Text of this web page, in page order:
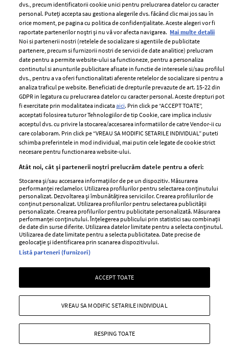
ELLE Style Awards
2024
Despre ELLE
Romania
Contact
Abonamente
Termeni si conditii
Politica de
confidențialitate
Politica de cookies
Publicitate
GSP
Unica
Baby
Retete
femei
Viva
Avantaje
Retete practice
Pariază responsabil! Decizia ONJN nr. 821/25.09.2025.
Jocurile de noroc sunt interzise minorilor.
Copyright © 2026 Ringier Romania SRL
dvs., precum identificatorii cookie unici pentru prelucrarea datelor cu caracter
personal. Puteți accepta sau gestiona alegerile dvs. făcând clic mai jos sau în
orice moment, pe pagina cu politica de confidențialitate. Aceste alegeri vor fi
raportate partenerilor noștri și nu vă vor afecta navigarea. Mai multe detalii
Noi si partenerii nostri (retelele de socializare si agentiile de publicitate
partenere, precum si furnizorii nostri de servicii de date analitice) prelucram
date pentru a permite website-ului sa functioneze, pentru a personaliza
continutul si anunturile publicitare afisate in functie de interesele si/sau profilul
dvs., pentru a va oferi functionalitati aferente retelelor de socializare si pentru a
analiza traficul pe website. Beneficiati de drepturile prevazute de art. 15-22 din
GDPR in legatura cu prelucrarea datelor cu caracter personal. Aceste drepturi pot
fi exercitate prin modalitatea indicataaici. Prin click pe “ACCEPT TOATE”,
acceptati folosirea tuturor Tehnologiilor de tip Cookie, care implica inclusiv
acceptul dvs. cu privire la stocarea/accesarea informatiilor de catre Vendor-ii cu
care colaboram. Prin click pe “VREAU SA MODIFIC SETARILE INDIVIDUAL” puteti
schimba preferintele in mod individual, mai putin cele legate de cookie strict
necesare pentru functionarea website-ului.
Atât noi, cât și partenerii noștri prelucrăm datele pentru a oferi:
Stocarea și/sau accesarea informațiilor de pe un dispozitiv. Măsurarea
performanței reclamelor. Utilizarea profilurilor pentru selectarea conținutului
personalizat. Dezvoltarea și îmbunătățirea serviciilor. Crearea profilurilor de
conținut personalizat. Utilizarea profilurilor pentru selectarea publicității
personalizate. Crearea profilurilor pentru publicitate personalizată. Măsurarea
performanței conținutului. Înțelegerea publicului prin statistici sau combinații
de date din surse diferite. Utilizarea datelor limitate pentru a selecta conținutul.
Utilizarea de date limitate pentru a selecta publicitatea. Date precise de
geolocație și identificarea prin scanarea dispozitivului.
Listă parteneri (furnizori)
ACCEPT TOATE
RESPING TOATE
VREAU SA MODIFIC SETARILE INDIVIDUAL